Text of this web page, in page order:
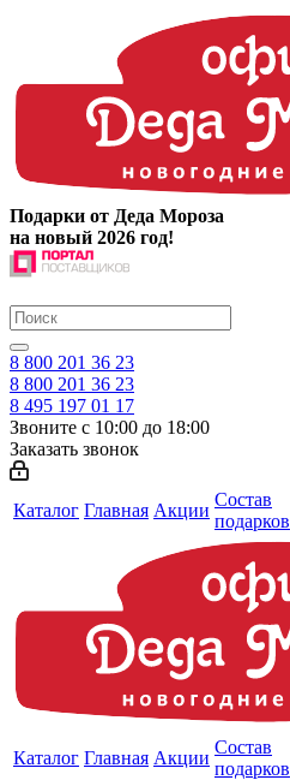
Подарки от Деда Мороза
на новый 2026 год!
8 800 201 36 23
8 800 201 36 23
8 495 197 01 17
Звоните с 10:00 до 18:00
Заказать звонок
Каталог Главная Акции
Состав
подарков
Каталог Главная Акции
Состав
подарков